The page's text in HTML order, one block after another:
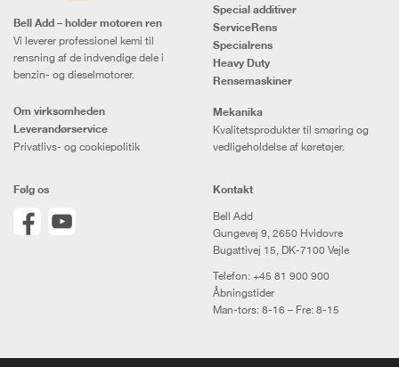
Bell Add – holder motoren ren
Vi leverer professionel kemi til
rensning af de indvendige dele i
benzin- og dieselmotorer.
Om virksomheden
Leverandørservice
Privatlivs- og cookiepolitik
Special additiver
ServiceRens
Specialrens
Heavy Duty
Rensemaskiner
Mekanika
Kvalitetsprodukter til smøring og
vedligeholdelse af køretøjer.
Følg os Kontakt
Bell Add
Gungevej 9, 2650 Hvidovre
Bugattivej 15, DK-7100 Vejle
Telefon: +45 81 900 900
Åbningstider
Man-tors: 8-16 – Fre: 8-15